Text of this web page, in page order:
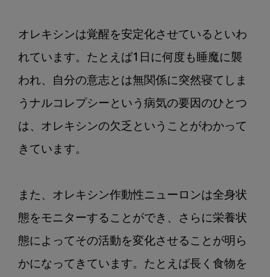
オレキシンは覚醒を安定化させているといわ
れています。たとえば1日に何度も睡魔に襲
われ、自分の意志とは無関係に突然寝てしま
うナルコレプシーという病気の要因のひとつ
は、オレキシンの欠乏ということがわかって
きています。
また、オレキシン作動性ニューロンは全身状
態をモニターすることができ、さらに栄養状
態によってその活動を変化させることが明ら
かになってきています。たとえば長く食物を